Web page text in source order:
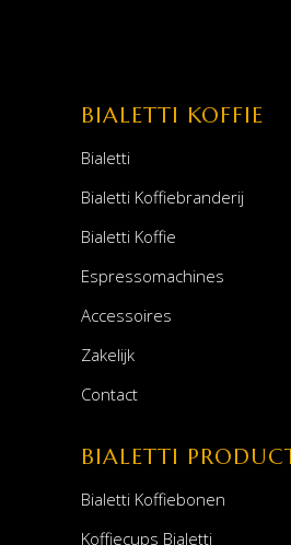
BIALETTI KOFFIE
Bialetti
Bialetti Koffiebranderij
Bialetti Koffie
Espressomachines
Accessoires
Zakelijk
Contact
BIALETTI
Bialetti Koffiebonen
Koffiecups Bialetti